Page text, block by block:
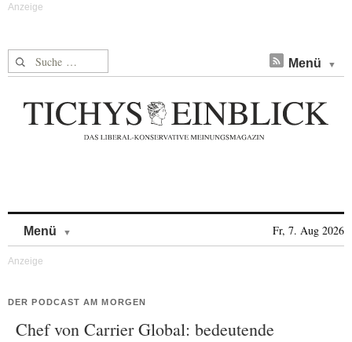
Suche nach: Menü
Menü Fr, 7. Aug 2026
DER PODCAST AM MORGEN
Chef von Carrier Global: bedeutende